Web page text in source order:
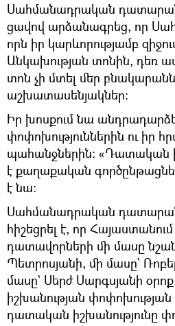
Սահմանադրական
ցավով արձանագրեց, որ
որն իր կարևորությամբ
Անկախության տոնին, դեռ
տոն չի մտել մեր
աշխատասենյակներ։
Իր խոսքում նա
փոփոխություններին ու իր
պահանջներին։ «Դատական
է քաղաքական
է նա։
Սահմանադրական
հիշեցրել է, որ
դատավորների մի մասը
Պետրոսյանի, մի մասը`
մասը` Սերժ Սարգսյանի
իշխանության փոփոխության
դատական իշխանությունը